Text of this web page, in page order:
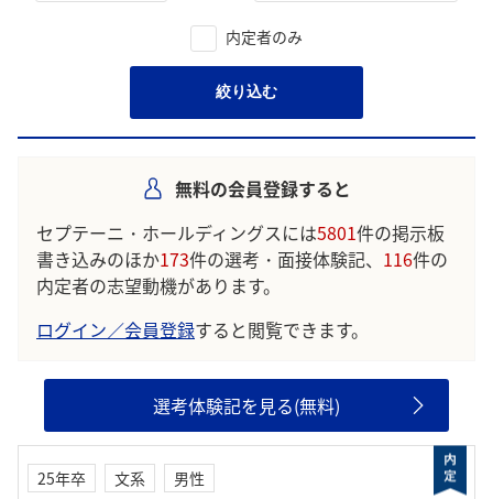
内定者のみ
絞り込む
無料の会員登録すると
セプテーニ・ホールディングスには5801件の掲示板
書き込みのほか173件の選考・面接体験記、 116件の
内定者の志望動機があります。
ログイン／会員登録すると閲覧できます。
選考体験記を見る(無料)
25年卒 文系
男性